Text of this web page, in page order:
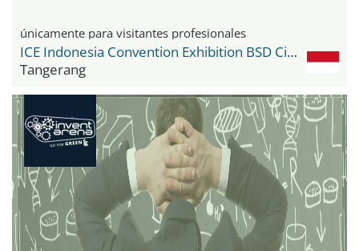
únicamente para visitantes profesionales
ICE Indonesia Convention Exhibition BSD City
Tangerang